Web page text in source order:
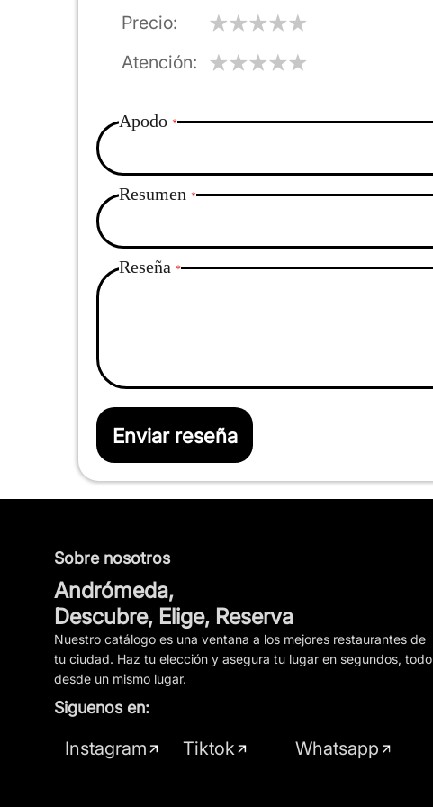
Precio
Atención
Apodo
Resumen
Reseña
Enviar reseña
Sobre nosotros
Andrómeda,
Descubre, Elige, Reserva
Nuestro catálogo es una ventana a los mejores restaurantes de
tu ciudad. Haz tu elección y asegura tu lugar en segundos, todo
desde un mismo lugar.
Siguenos en:
Instagram Tiktok Whatsapp